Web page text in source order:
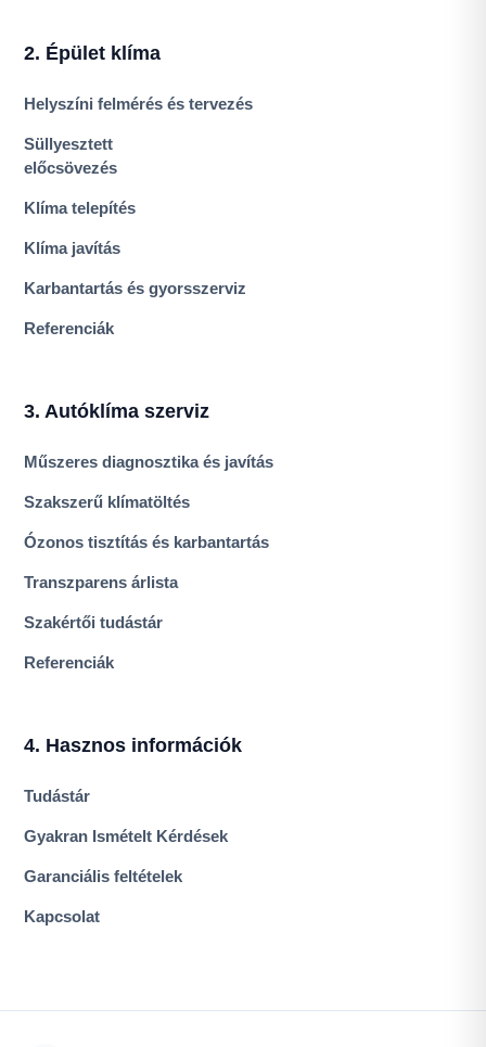
2. Épület klíma
Helyszíni felmérés és tervezés
Süllyesztett
előcsövezés
Klíma telepítés
Klíma javítás
Karbantartás és gyorsszerviz
Referenciák
3. Autóklíma szerviz
Műszeres diagnosztika és javítás
Szakszerű klímatöltés
Ózonos tisztítás és karbantartás
Transzparens árlista
Szakértői tudástár
Referenciák
4. Hasznos információk
Tudástár
Gyakran Ismételt Kérdések
Garanciális feltételek
Kapcsolat